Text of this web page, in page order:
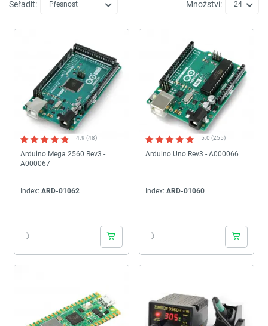
Seřadit: Přesnost Množství: 24
Arduino Mega 2560 Rev3 -
A000067
4.9 (48)
Index: ARD-01062
Arduino Uno Rev3 - A000066
5.0 (255)
Index: ARD-01060